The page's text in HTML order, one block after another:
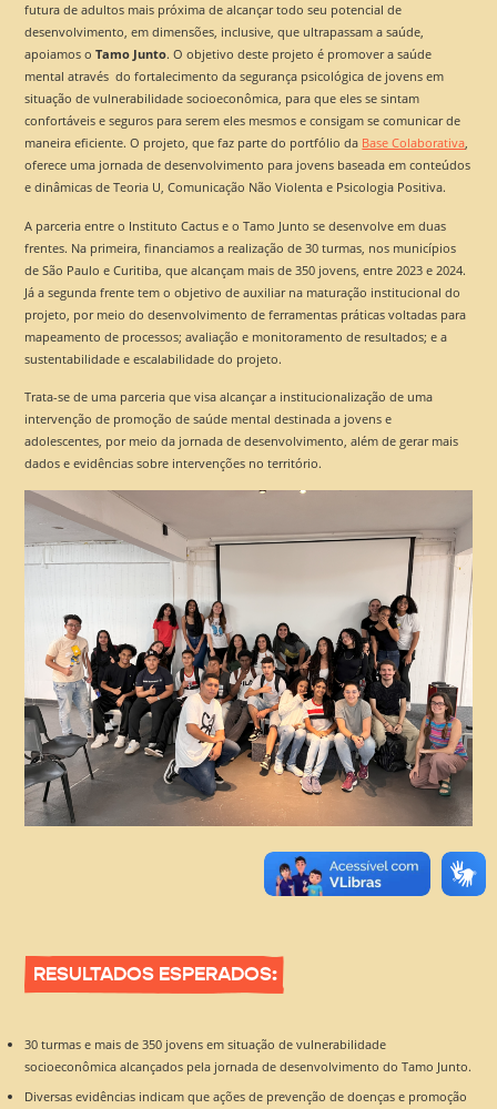
futura de adultos mais próxima de alcançar todo seu potencial de
desenvolvimento, em dimensões, inclusive, que ultrapassam a saúde,
apoiamos oTamo Junto. O objetivo deste projeto é promover a saúde
mental através do fortalecimento da segurança psicológica de jovens em
situação de vulnerabilidade socioeconômica, para que eles se sintam
confortáveis e seguros para serem eles mesmos e consigam se comunicar de
maneira eficiente. O projeto, que faz parte do portfólio da Base Colaborativa,
oferece uma jornada de desenvolvimento para jovens baseada em conteúdos
e dinâmicas de Teoria U, Comunicação Não Violenta e Psicologia Positiva.
A parceria entre o Instituto Cactus e o Tamo Junto se desenvolve em duas
frentes. Na primeira, financiamos a realização de 30 turmas, nos municípios
de São Paulo e Curitiba, que alcançam mais de 350 jovens, entre 2023 e 2024.
Já a segunda frente tem o objetivo de auxiliar na maturação institucional do
projeto, por meio do desenvolvimento de ferramentas práticas voltadas para
mapeamento de processos; avaliação e monitoramento de resultados; e a
sustentabilidade e escalabilidade do projeto.
Trata-se de uma parceria que visa alcançar a institucionalização de uma
intervenção de promoção de saúde mental destinada a jovens e
adolescentes, por meio da jornada de desenvolvimento, além de gerar mais
dados e evidências sobre intervenções no território.
RESULTADOS ESPERADOS:
30 turmas e mais de 350 jovens em situação de vulnerabilidade
socioeconômica alcançados pela jornada de desenvolvimento do Tamo Junto.
Diversas evidências indicam que ações de prevenção de doenças e promoção